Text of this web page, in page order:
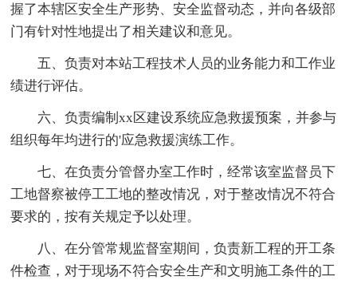
握了本辖区安全生产形势、安全监督动态，并向各级部
门有针对性地提出了相关建议和意见。
五、负责对本站工程技术人员的业务能力和工作业
绩进行评估。
六、负责编制xx区建设系统应急救援预案，并参与
组织每年均进行的'应急救援演练工作。
七、在负责分管督办室工作时，经常该室监督员下
工地督察被停工工地的整改情况，对于整改情况不符合
要求的，按有关规定予以处理。
八、在分管常规监督室期间，负责新工程的开工条
件检查，对于现场不符合安全生产和文明施工条件的工